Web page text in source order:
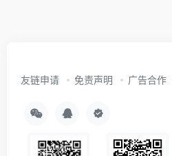
友链申请 免责声明 广告合作